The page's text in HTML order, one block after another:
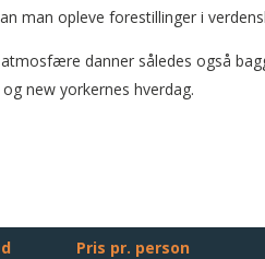
man opleve forestillinger i
danner således også
new yorkernes hverdag.
Pris pr. person